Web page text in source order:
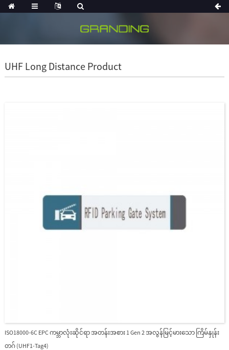
UHF Long Distance Product
ISO18000-6C EPC ကမ္ဘာလုံးဆိုင်ရာ အတန်းအစား 1 Gen 2 အလွန်မြင့်မားသော ကြိမ်နှုန်း
တဂ် (UHF1-Tag4)